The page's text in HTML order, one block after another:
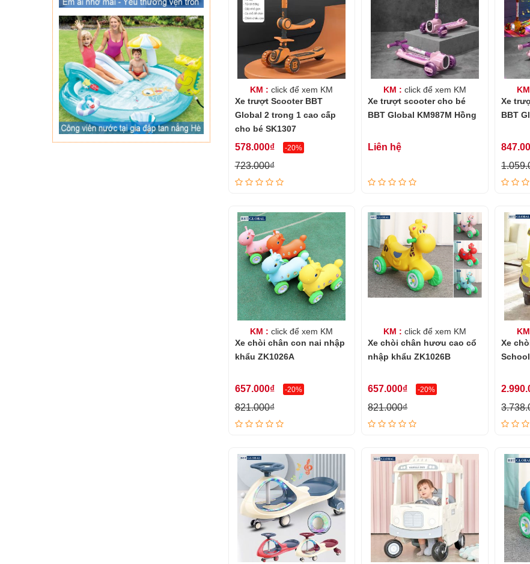
KM : click để xem KM
Xe trượt Scooter BBT
Global 2 trong 1 cao cấp
cho bé SK1307
578.000₫ -20%
723.000₫
KM : click để xem KM
Xe trượt scooter cho bé
BBT Global KM987M Hồng
Liên hệ
Xe
BBT
KM : click để xem KM
Xe chòi chân con nai nhập
khẩu ZK1026A
657.000₫ -20%
821.000₫
KM : click để xem KM
Xe chòi chân hươu cao cổ
nhập khẩu ZK1026B
657.000₫ -20%
821.000₫
Xe